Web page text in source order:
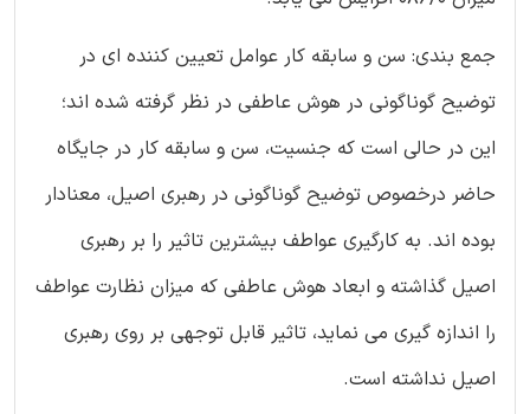
جمع بندی: سن و سابقه کار عوامل تعیین کننده ای در
توضیح گوناگونی در هوش عاطفی در نظر گرفته شده اند؛
این در حالی است که جنسیت، سن و سابقه کار در جایگاه
حاضر درخصوص توضیح گوناگونی در رهبری اصیل، معنادار
بوده اند. به کارگیری عواطف بیشترین تاثیر را بر رهبری
اصیل گذاشته و ابعاد هوش عاطفی که میزان نظارت عواطف
را اندازه گیری می نماید، تاثیر قابل توجهی بر روی رهبری
اصیل نداشته است.